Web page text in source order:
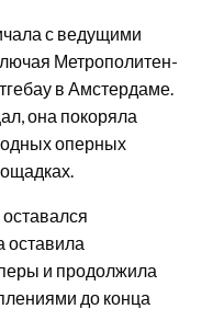
с ведущими
Метрополитен-
в Амстердаме.
она покоряла
оперных
оставила
и продолжила
до конца